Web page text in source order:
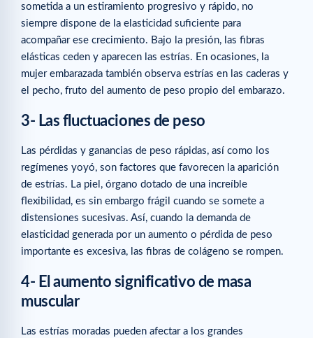
sometida a un estiramiento progresivo y rápido, no
siempre dispone de la elasticidad suficiente para
acompañar ese crecimiento. Bajo la presión, las fibras
elásticas ceden y aparecen las estrías. En ocasiones, la
mujer embarazada también observa estrías en las caderas y
el pecho, fruto del aumento de peso propio del embarazo.
3- Las fluctuaciones de peso
Las pérdidas y ganancias de peso rápidas, así como los
regímenes yoyó, son factores que favorecen la aparición
de estrías. La piel, órgano dotado de una increíble
flexibilidad, es sin embargo frágil cuando se somete a
distensiones sucesivas. Así, cuando la demanda de
elasticidad generada por un aumento o pérdida de peso
importante es excesiva, las fibras de colágeno se rompen.
4- El aumento significativo de masa
muscular
Las estrías moradas pueden afectar a los grandes